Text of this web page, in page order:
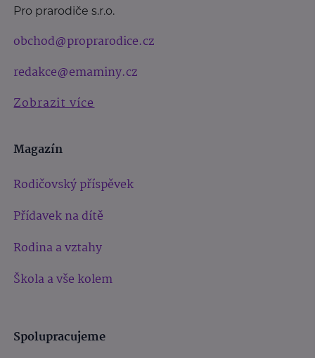
Pro prarodiče s.r.o.
obchod@proprarodice.cz
redakce@emaminy.cz
Zobrazit více
Magazín
Rodičovský příspěvek
Přídavek na dítě
Rodina a vztahy
Škola a vše kolem
Spolupracujeme